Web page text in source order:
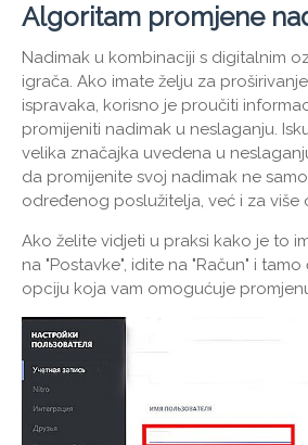
Algoritam promjene
Nadimak u kombinaciji s digitalnim
igrača. Ako imate želju za
ispravaka, korisno je proučiti
promijeniti nadimak u neslaganju.
velika značajka uvedena u
da promijenite svoj nadimak ne
određenog poslužitelja, već i za više
Ako želite vidjeti u praksi kako je to
na "Postavke", idite na "Račun" i
opciju koja vam omogućuje